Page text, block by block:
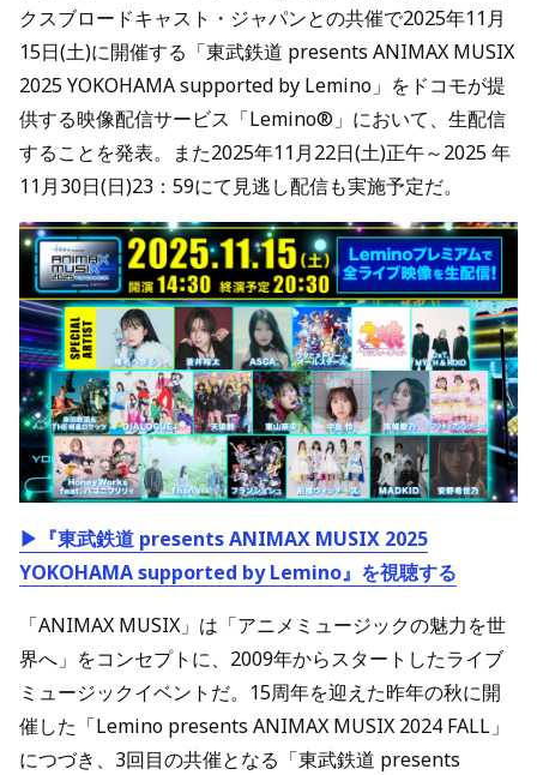
クスブロードキャスト・ジャパンとの共催で2025年11月
15日(土)に開催する「東武鉄道 presents ANIMAX MUSIX
2025 YOKOHAMA supported by Lemino」をドコモが提
供する映像配信サービス「Lemino®」において、生配信
することを発表。また2025年11月22日(土)正午～2025 年
11月30日(日)23：59にて見逃し配信も実施予定だ。
▶『東武鉄道 presents ANIMAX MUSIX 2025
YOKOHAMA supported by Lemino』を視聴する
「ANIMAX MUSIX」は「アニメミュージックの魅力を世
界へ」をコンセプトに、2009年からスタートしたライブ
ミュージックイベントだ。15周年を迎えた昨年の秋に開
催した「Lemino presents ANIMAX MUSIX 2024 FALL」
につづき、3回目の共催となる「東武鉄道 presents